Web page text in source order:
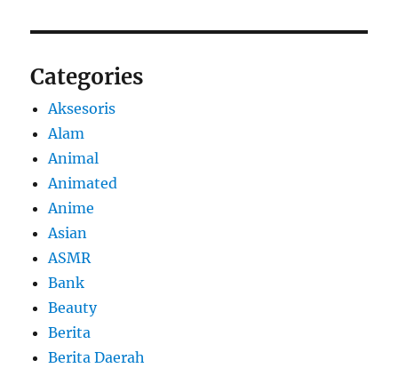
Categories
Aksesoris
Alam
Animal
Animated
Anime
Asian
ASMR
Bank
Beauty
Berita
Berita Daerah